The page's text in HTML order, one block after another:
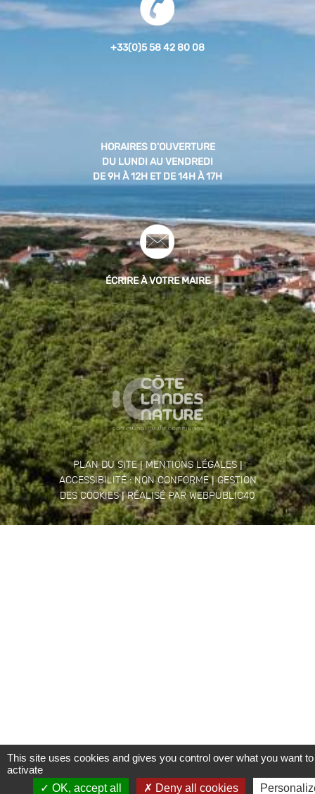
+33(0)5 58 42 80 08
HORAIRES D'OUVERTURE
DU LUNDI AU VENDREDI
DE 9H À 12H ET DE 14H À 17H
ÉCRIRE À VOTRE MAIRE
PLAN DU SITE| MENTIONS LÉGALES|
ACCESSIBILITÉ : NON CONFORME|GESTION
DES COOKIES|RÉALISÉ PAR WEBPUBLIC40
This site uses cookies and gives you control over what you want to
activate
OK, accept all
Deny all cookies